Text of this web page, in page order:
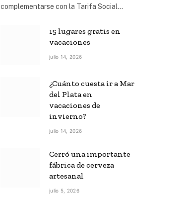
complementarse con la Tarifa Social…
15 lugares gratis en
vacaciones
julio 14, 2026
¿Cuánto cuesta ir a Mar
del Plata en
vacaciones de
invierno?
julio 14, 2026
Cerró una importante
fábrica de cerveza
artesanal
julio 5, 2026